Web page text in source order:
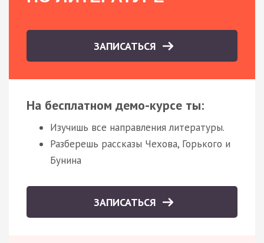
ЗАПИСАТЬСЯ
На бесплатном демо-курсе ты:
Изучишь все направления литературы.
Разберешь рассказы Чехова, Горького и
Бунина
ЗАПИСАТЬСЯ